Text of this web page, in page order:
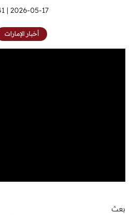
الفجيرة 36 o
2026-05-17 | 12:41
أخبار الإمارات
بعث